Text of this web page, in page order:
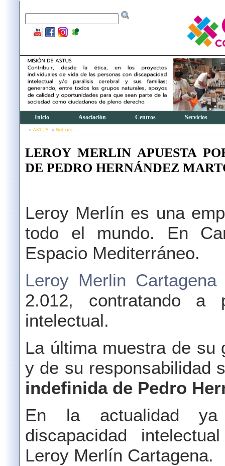
Inicio Asociación Centros Servicios
ASTUS Noticias
LEROY MERLIN APUESTA
DE PEDRO HERNÁNDEZ
Leroy Merlín es una
todo el mundo. En
Espacio Mediterráneo.
Leroy Merlin Cartagena
2.012, contratando a
intelectual.
La última muestra de su
y de su responsabilidad
indefinida de Pedro
En la actualidad
discapacidad
Leroy Merlín Cartagena.